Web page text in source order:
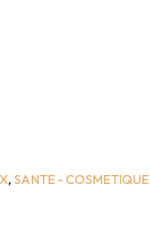
, SANTE - COSMETIQUE